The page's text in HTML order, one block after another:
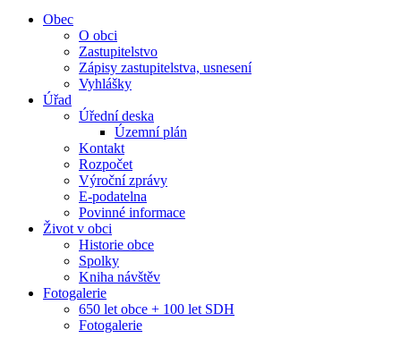
Obec
O obci
Zastupitelstvo
Zápisy zastupitelstva, usnesení
Vyhlášky
Úřad
Úřední deska
Územní plán
Kontakt
Rozpočet
Výroční zprávy
E-podatelna
Povinné informace
Život v obci
Historie obce
Spolky
Kniha návštěv
Fotogalerie
650 let obce + 100 let SDH
Fotogalerie